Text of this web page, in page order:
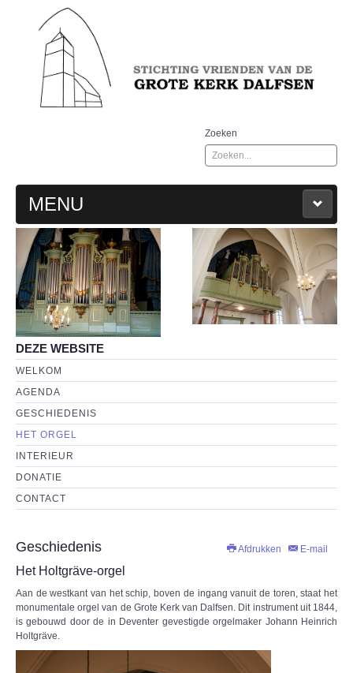
Zoeken
MENU
WELKOM
AGENDA
GESCHIEDENIS
HET ORGEL
INTERIEUR
DONATIE
CONTACT
DEZE WEBSITE
WELKOM
AGENDA
GESCHIEDENIS
HET ORGEL
INTERIEUR
DONATIE
CONTACT
Afdrukken E-mail
Geschiedenis
Het Holtgräve-orgel
Aan de westkant van het schip, boven de ingang vanuit de toren, staat het
monumentale orgel van de Grote Kerk van Dalfsen. Dit instrument uit 1844,
is gebouwd door de in Deventer gevestigde orgelmaker Johann Heinrich
Holtgräve.